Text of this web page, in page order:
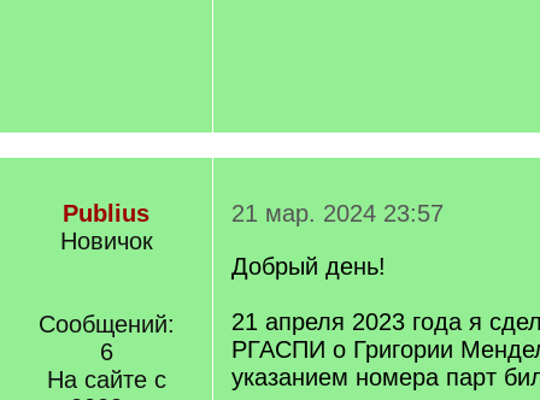
Publius
Новичок
Сообщений:
6
На сайте с
21 мар. 2024 23:57
Добрый день!
21 апреля 2023 года я
РГАСПИ о Григории
указанием номера парт